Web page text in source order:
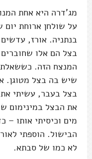
מג'דרה היא אחת
על שולחן ארוחת
בנתניה. אורז,
בצל הם אלו
המנצח הזה.
שיש בה בצל מטוגן.
בצל בעבר, עשיתי את
את הבצל במינימום
מים וכיסיתי אותו –
הבישול. הוספתי
לא כמו של סבתא.